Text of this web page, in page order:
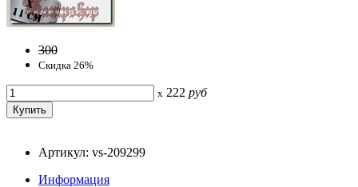
300
Скидка 26%
x 222 руб
Артикул: vs-209299
Информация